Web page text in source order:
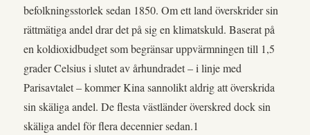
befolkningsstorlek sedan 1850. Om ett land överskrider sin
rättmätiga andel drar det på sig en klimatskuld. Baserat på
en koldioxidbudget som begränsar uppvärmningen till 1,5
grader Celsius i slutet av århundradet – i linje med
Parisavtalet – kommer Kina sannolikt aldrig att överskrida
sin skäliga andel. De flesta västländer överskred dock sin
skäliga andel för flera decennier sedan.1